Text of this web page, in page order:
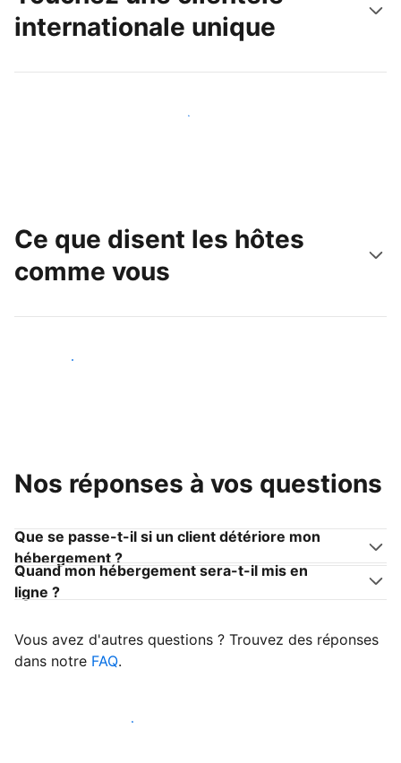
internationale unique
Touchez une nouvelle clientèle dès aujourd'hui
Ce que disent les hôtes
comme vous
Devenir hôte
Nos réponses à vos questions
Que se passe-t-il si un client détériore mon
hébergement ?
Quand mon hébergement sera-t-il mis en
ligne ?
Vous avez d'autres questions ? Trouvez des réponses
dans notre FAQ.
Accueillir mes premiers clients